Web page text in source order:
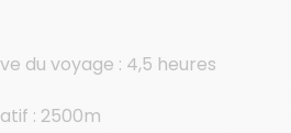
du voyage : 4,5 heures
: 2500m